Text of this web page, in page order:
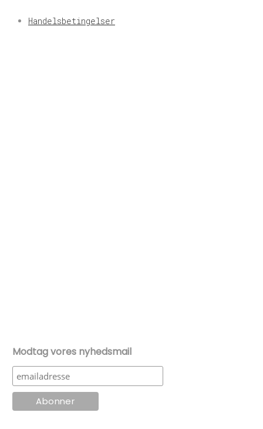
Handelsbetingelser
Modtag vores nyhedsmail